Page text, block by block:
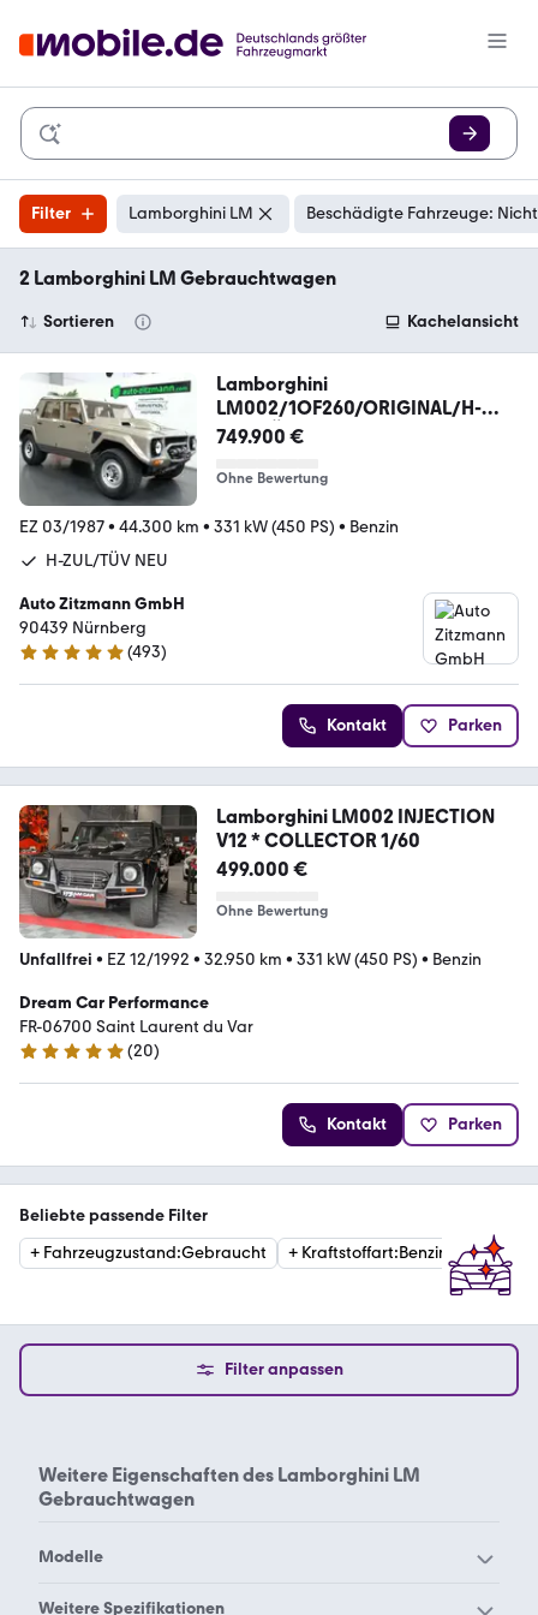
Filter Lamborghini LM Beschädigte Fahrzeuge:
2 Lamborghini LM Gebrauchtwagen
Sortieren Kachelansicht
Lamborghini
LM002/1OF260/ORIGINAL/H-
ZUL/TÜV
749.900 €
Ohne Bewertung
EZ 03/1987• 44.300 km • 331 kW (450 PS) • Benzin
H-ZUL/TÜV NEU
Auto Zitzmann GmbH
90439 Nürnberg
4.9 Sterne
(493)
Kontakt Parken
Lamborghini LM002 INJECTION
V12 * COLLECTOR 1/60
499.000 €
Ohne Bewertung
Unfallfrei • EZ 12/1992 • 32.950 km • 331 kW (450 PS) • Benzin
Dream Car Performance
FR-06700 Saint Laurent du Var
4.8 Sterne
(20)
Kontakt Parken
Beliebte passende Filter
+ Fahrzeugzustand:Gebraucht + Kraftstoffart:Benzin
Filter anpassen
Weitere Eigenschaften des Lamborghini LM
Gebrauchtwagen
Modelle
Lamborghini Aventador
Weitere Spezifikationen